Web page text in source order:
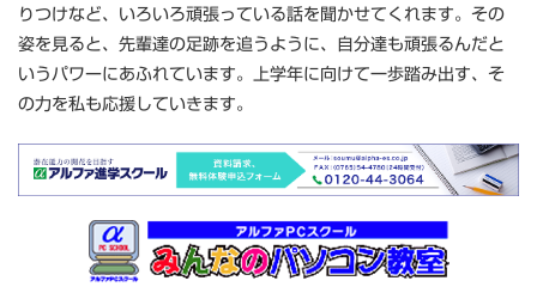
りつけなど、いろいろ頑張っている話を聞かせてくれます。その
姿を見ると、先輩達の足跡を追うように、自分達も頑張るんだと
いうパワーにあふれています。上学年に向けて一歩踏み出す、そ
の力を私も応援していきます。